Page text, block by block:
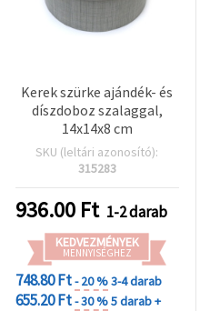
Kerek szürke ajándék- és
díszdoboz szalaggal,
14x14x8 cm
SKU (leltári azonosító):
315283
936.00 Ft 1-2 darab
KEDVEZMÉNYEK
MENNYISÉGHEZ
748.80 Ft- 20 %3-4 darab
655.20 Ft- 30 %5 darab +